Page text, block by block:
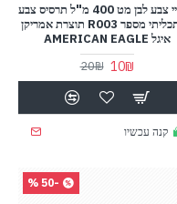
ספריי צבע לבן מט 400 מ"ל תרסיס צבע
רב תכליתי מספר R003 תוצרת אמריקן
איגל AMERICAN EAGLE
10₪
20₪
קנה עכשיו
-50 %